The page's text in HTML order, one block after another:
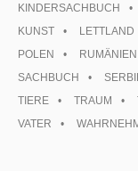
KINDERSACHBUCH
KUNST
LETTLAND
POLEN
RUMÄNIEN
SACHBUCH
TIERE
TRAUM
VATER